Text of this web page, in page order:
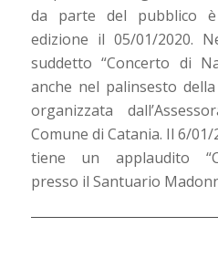
da parte del pubblico
edizione il 05/01/2020.
suddetto “Concerto di
anche nel palinsesto
organizzata
Comune di Catania. Il 6/
tiene un applaudito
presso il Santuario